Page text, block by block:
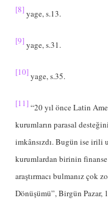
[8]yage, s.13.
[9]yage, s.31.
[10]yage, s.35.
[11]“20 yıl önce Latin
kurumların parasal
imkânsızdı. Bugün ise irili
kurumlardan birinin
araştırmacı bulmanız çok
Dönüşümü”, Birgün Pazar,